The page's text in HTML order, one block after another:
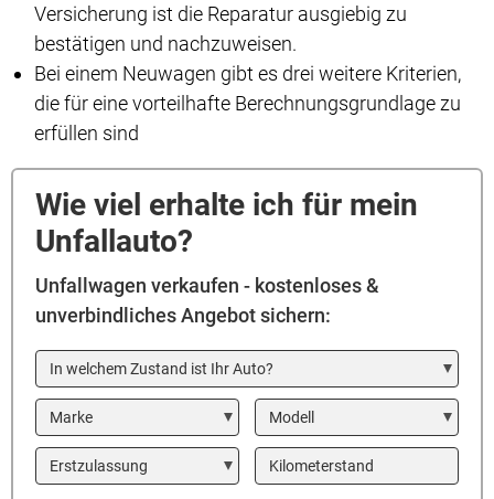
Versicherung ist die Reparatur ausgiebig zu
bestätigen und nachzuweisen.
Bei einem Neuwagen gibt es drei weitere Kriterien,
die für eine vorteilhafte Berechnungsgrundlage zu
erfüllen sind
Wie viel erhalte ich für mein
Unfallauto?
Unfallwagen verkaufen - kostenloses &
unverbindliches Angebot sichern:
In welchem Zustand ist Ihr Auto?
Marke Modell
Year Kilometerstand